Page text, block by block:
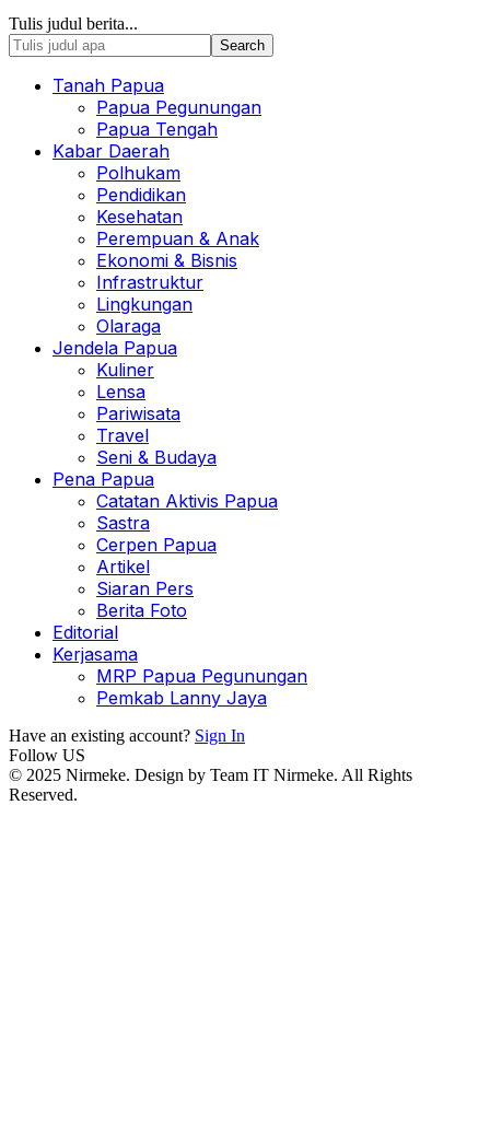
Tulis judul berita...
Tanah Papua
Papua Pegunungan
Papua Tengah
Kabar Daerah
Polhukam
Pendidikan
Kesehatan
Perempuan & Anak
Ekonomi & Bisnis
Infrastruktur
Lingkungan
Olaraga
Jendela Papua
Kuliner
Lensa
Pariwisata
Travel
Seni & Budaya
Pena Papua
Catatan Aktivis Papua
Sastra
Cerpen Papua
Artikel
Siaran Pers
Berita Foto
Editorial
Kerjasama
MRP Papua Pegunungan
Pemkab Lanny Jaya
Have an existing account? Sign In
Follow US
© 2025 Nirmeke. Design by Team IT Nirmeke. All Rights
Reserved.